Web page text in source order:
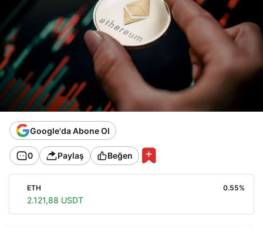
Google'da Abone Ol
0 Paylaş Beğen
ETH 0.55%
2.121,88 USDT